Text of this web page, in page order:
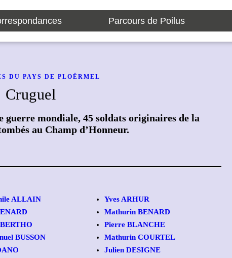
Parcours de Poilus
DU PAYS DE PLOËRMEL
Cruguel
guerre mondiale, 45 soldats originaires de la
au Champ d’Honneur.
ALLAIN
HO
BUSSON
Yves ARHUR
Mathurin BENARD
Pierre BLANCHE
Mathurin COURTEL
Julien DESIGNE